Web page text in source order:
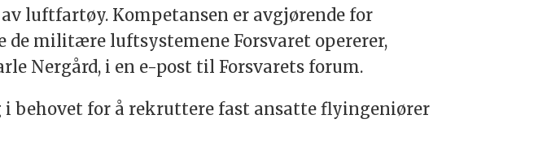
luftfartøy. Kompetansen er avgjørende for
de militære luftsystemene Forsvaret opererer,
Nergård, i en e-post til Forsvarets forum.
behovet for å rekruttere fast ansatte flyingeniører